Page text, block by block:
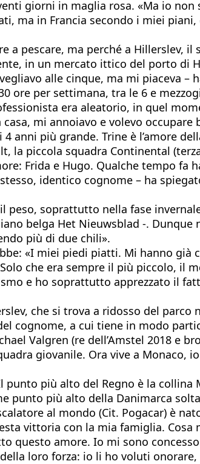
giorni in maglia rosa. «Ma io
ma in Francia secondo i miei
a pescare, ma perché a Hillerslev,
in un mercato ittico del porto di
alle cinque, ma mi piaceva
ore per settimana, tra le 6 e
era aleatorio, in quel
mi annoiavo e volevo occupare
anni più grande. Trine è l’amore
la piccola squadra Continental
Frida e Hugo. Qualche tempo
identico cognome – ha
soprattutto nella fase
belga Het Nieuwsblad -.
più di due chili».
«I miei piedi piatti. Mi hanno
che era sempre il più piccolo, il
e ho soprattutto apprezzato il
che si trova a ridosso del
cognome, a cui tiene in modo
Valgren (re dell’Amstel 2018 e
giovanile. Ora vive a
più alto del Regno è la
punto più alto della Danimarca
al mondo (Cit. Pogacar) è
vittoria con la mia famiglia. Cosa
amore. Io mi sono
loro forza: io li ho voluti